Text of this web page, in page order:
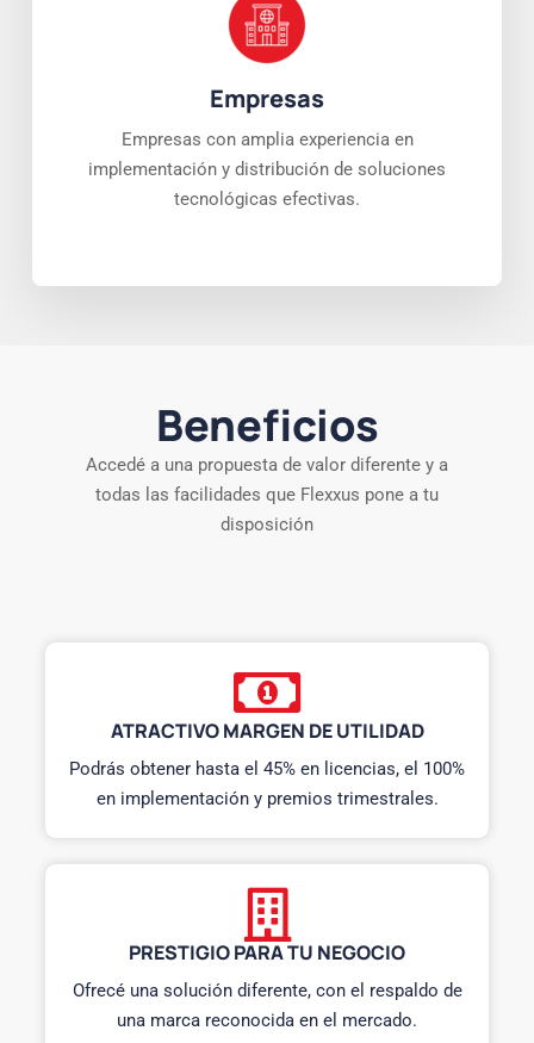
Empresas
Empresas con amplia experiencia en
implementación y distribución de soluciones
tecnológicas efectivas.
Beneficios
Accedé a una propuesta de valor diferente y a
todas las facilidades que Flexxus pone a tu
disposición
ATRACTIVO MARGEN DE UTILIDAD
Podrás obtener hasta el 45% en licencias, el 100%
en implementación y premios trimestrales.
PRESTIGIO PARA TU NEGOCIO
Ofrecé una solución diferente, con el respaldo de
una marca reconocida en el mercado.